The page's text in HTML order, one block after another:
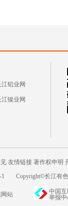
江铅业网
江镍业网
友情链接 著作权申明
Copyright©长江有
站
中国互
举报